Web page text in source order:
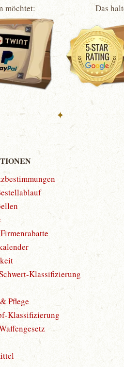
möchtet: Das
✦
Klassifizierung
Pflege
Klassifizierung